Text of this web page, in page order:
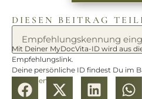
DIESEN BEITRAG
Mit Deiner MyDocVita-ID wird aus
Empfehlungslink.
Deine persönliche ID findest Du im
anmelden.